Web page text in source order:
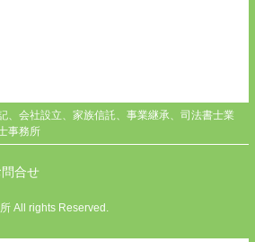
、会社設立、家族信託、事業継承、司法書士業
事務所
問合せ
All rights Reserved.